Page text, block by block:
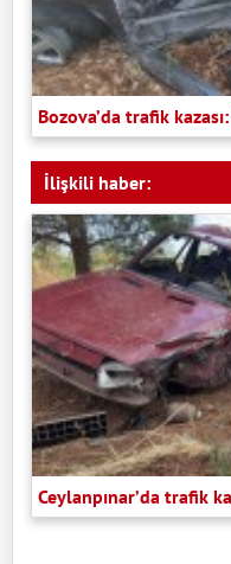
Bozova’da trafik
İlişkili haber:
Ceylanpınar’da trafik